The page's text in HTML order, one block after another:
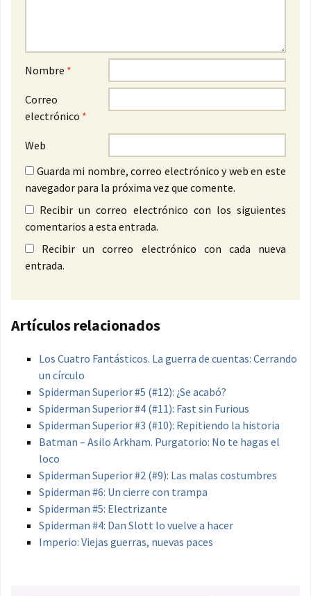
Nombre *
Correo
electrónico *
Web
Guarda mi nombre, correo electrónico y web en este
navegador para la próxima vez que comente.
Recibir un correo electrónico con los siguientes
comentarios a esta entrada.
Recibir un correo electrónico con cada nueva
entrada.
Artículos relacionados
Los Cuatro Fantásticos. La guerra de cuentas: Cerrando
un círculo
Spiderman Superior #5 (#12): ¿Se acabó?
Spiderman Superior #4 (#11): Fast sin Furious
Spiderman Superior #3 (#10): Repitiendo la historia
Batman – Asilo Arkham. Purgatorio: No te hagas el
loco
Spiderman Superior #2 (#9): Las malas costumbres
Spiderman #6: Un cierre con trampa
Spiderman #5: Electrizante
Spiderman #4: Dan Slott lo vuelve a hacer
Imperio: Viejas guerras, nuevas paces